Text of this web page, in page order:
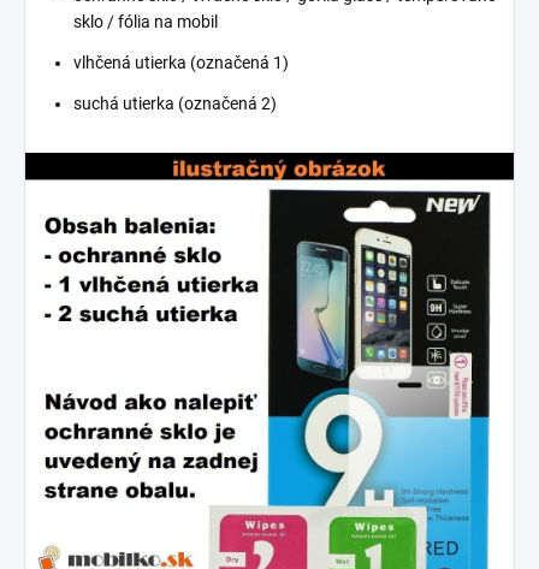
sklo / fólia na mobil
vlhčená utierka (označená 1)
suchá utierka (označená 2)